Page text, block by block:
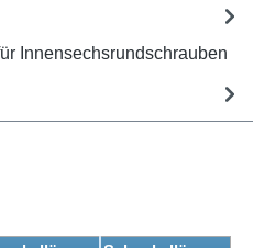
Innensechsrundschrauben